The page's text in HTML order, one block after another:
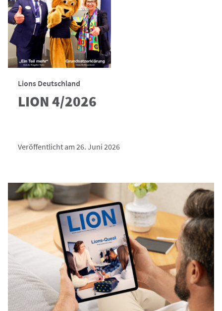
Lions Deutschland
LION 4/2026
Veröffentlicht am 26. Juni 2026